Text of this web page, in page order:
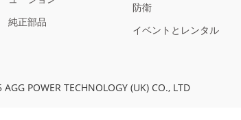
純正部品
防衛
イベントとレンタル
POWER TECHNOLOGY (UK) CO., LTD